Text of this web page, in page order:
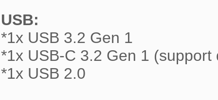
USB:
*1x USB 3.2 Gen 1
*1x USB-C 3.2 Gen 1
*1x USB 2.0